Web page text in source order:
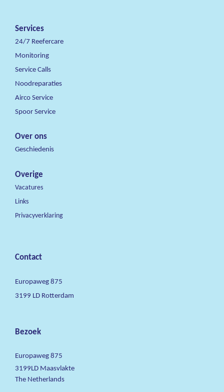
Services
24/7 Reefercare
Monitoring
Service Calls
Noodreparaties
Airco Service
Spoor Service
Over ons
Geschiedenis
Overige
Vacatures
Links
Privacyverklaring
Contact
Europaweg 875
3199 LD Rotterdam
Bezoek
Europaweg 875
3199LD Maasvlakte
The Netherlands